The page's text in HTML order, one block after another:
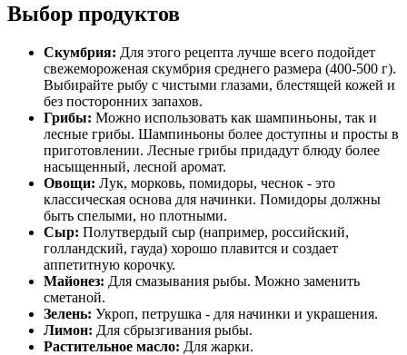
Выбор продуктов
Скумбрия: Для этого рецепта лучше всего подойдет
свежемороженая скумбрия среднего размера (400-500 г).
Выбирайте рыбу с чистыми глазами, блестящей кожей и
без посторонних запахов.
Грибы: Можно использовать как шампиньоны, так и
лесные грибы. Шампиньоны более доступны и просты в
приготовлении. Лесные грибы придадут блюду более
насыщенный, лесной аромат.
Овощи: Лук, морковь, помидоры, чеснок - это
классическая основа для начинки. Помидоры должны
быть спелыми, но плотными.
Сыр: Полутвердый сыр (например, российский,
голландский, гауда) хорошо плавится и создает
аппетитную корочку.
Майонез: Для смазывания рыбы. Можно заменить
сметаной.
Зелень: Укроп, петрушка - для начинки и украшения.
Лимон: Для сбрызгивания рыбы.
Растительное масло: Для жарки.